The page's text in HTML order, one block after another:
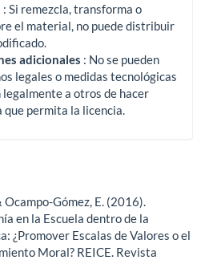
: Si remezcla, transforma o
el material, no puede distribuir
adicionales : No se pueden
legales o medidas tecnológicas
a otros de hacer
que permita la licencia.
Gómez, E. (2016).
en la Escuela dentro de la
¿Promover Escalas de Valores o el
Moral? REICE. Revista